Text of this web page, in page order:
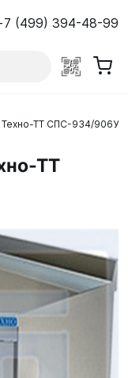
(499) 394-48-99
Техно-ТТ СПС-934/906У
ТТ